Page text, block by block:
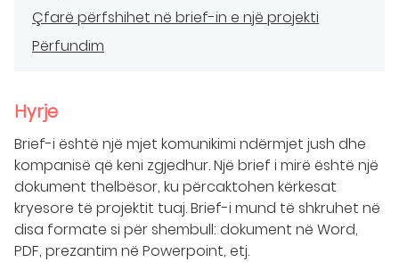
Çfarë përfshihet në brief-in e një projekti
Përfundim
Hyrje
Brief-i është një mjet komunikimi ndërmjet jush dhe
kompanisë që keni zgjedhur. Një brief i mirë është një
dokument thelbësor, ku përcaktohen kërkesat
kryesore të projektit tuaj. Brief-i mund të shkruhet në
disa formate si për shembull: dokument në Word,
PDF, prezantim në Powerpoint, etj.